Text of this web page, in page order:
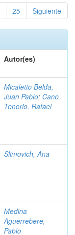
25 Siguiente
Autor(es)
Micaletto Belda,
Juan Pablo; Cano
Tenorio, Rafael
Slimovich, Ana
Medina
Aguerrebere,
Pablo